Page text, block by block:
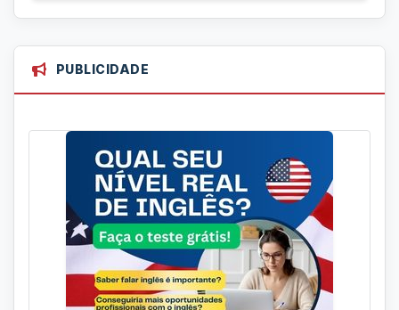
PUBLICIDADE